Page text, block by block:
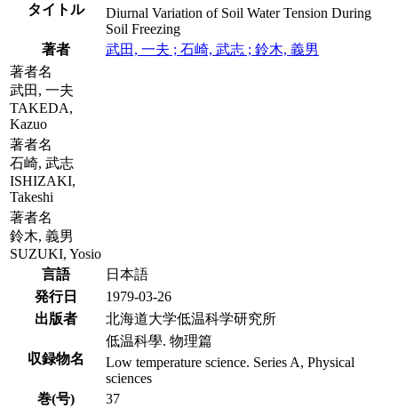
タイトル
Diurnal Variation of Soil Water Tension During
Soil Freezing
著者
武田, 一夫 ; 石崎, 武志 ; 鈴木, 義男
著者名
武田, 一夫
TAKEDA,
Kazuo
著者名
石崎, 武志
ISHIZAKI,
Takeshi
著者名
鈴木, 義男
SUZUKI, Yosio
言語
日本語
発行日
1979-03-26
出版者
北海道大学低温科学研究所
収録物名
低温科學. 物理篇
Low temperature science. Series A, Physical
sciences
巻(号)
37